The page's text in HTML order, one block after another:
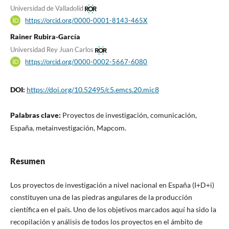
Universidad de Valladolid
https://orcid.org/0000-0001-8143-465X
Rainer Rubira-García
Universidad Rey Juan Carlos
https://orcid.org/0000-0002-5667-6080
DOI: https://doi.org/10.52495/c5.emcs.20.mic8
Palabras clave: Proyectos de investigación, comunicación,
España, metainvestigación, Mapcom.
Resumen
Los proyectos de investigación a nivel nacional en España (I+D+i)
constituyen una de las piedras angulares de la producción
científica en el país. Uno de los objetivos marcados aquí ha sido la
recopilación y análisis de todos los proyectos en el ámbito de